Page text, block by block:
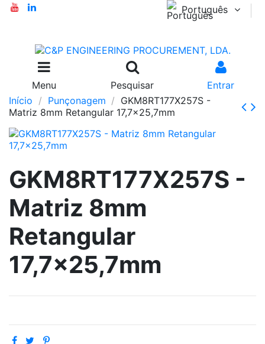
Português
Menu Pesquisar
Entrar
Início
Punçonagem
GKM8RT177X257S -
Matriz 8mm Retangular 17,7x25,7mm
GKM8RT177X257S -
Matriz 8mm
Retangular
17,7x25,7mm